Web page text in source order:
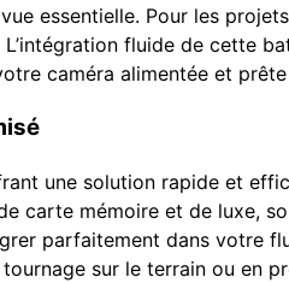
essentielle. Pour les
fluide de cette
caméra alimentée et prête
une solution rapide et
carte mémoire et de luxe,
parfaitement dans votre
tournage sur le terrain ou